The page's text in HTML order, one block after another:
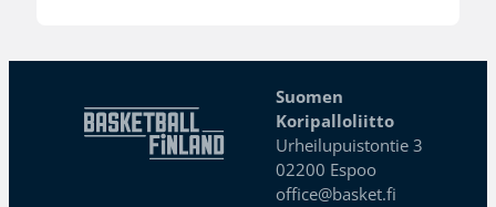
Suomen
Koripalloliitto
Urheilupuistontie 3
02200 Espoo
office@basket.fi